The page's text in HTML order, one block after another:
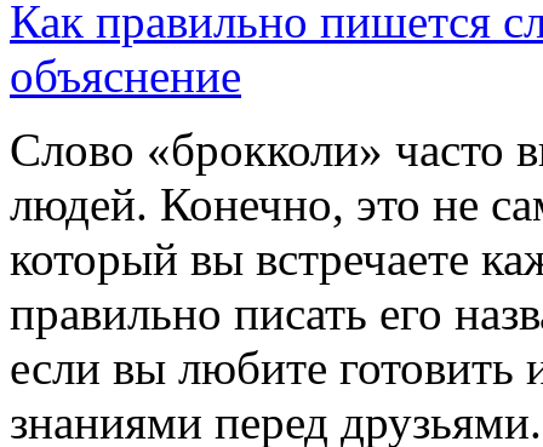
Как правильно пишется
объяснение
Слово «брокколи» часто
людей. Конечно, это не
который вы встречаете
правильно писать его
если вы любите готовить
знаниями перед